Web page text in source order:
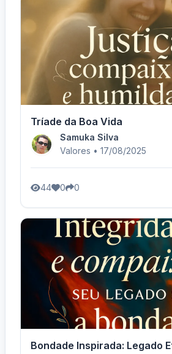
Tríade da Boa Vida
Samuka Silva
Valores • 17/08/2025
44 0 0
Bondade Inspirada: Legado